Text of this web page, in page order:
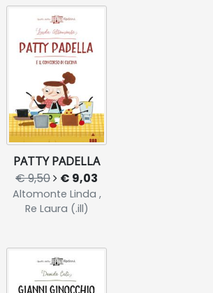
PATTY PADELLA
€ 9,50 € 9,03
Altomonte Linda ,
Re Laura (.ill)